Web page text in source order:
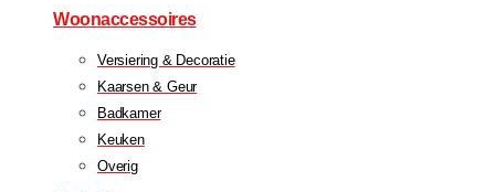
Woonaccessoires
Versiering & Decoratie
Kaarsen & Geur
Badkamer
Keuken
Overig